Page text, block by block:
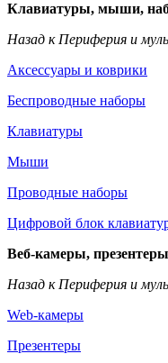
Клавиатуры, мыши,
Назад к Периферия и
Аксессуары и коврики
Беспроводные наборы
Клавиатуры
Мыши
Проводные наборы
Цифровой блок
Веб-камеры, презентеры
Назад к Периферия и
Web-камеры
Презентеры